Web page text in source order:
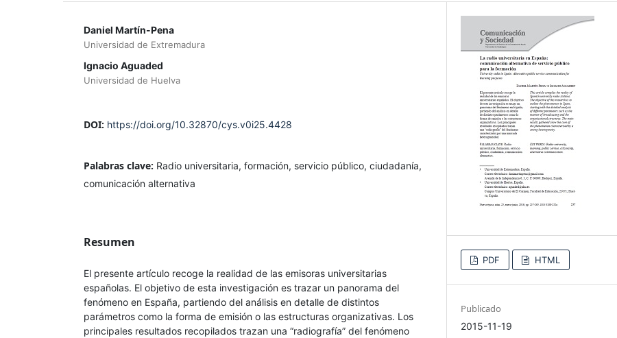
Daniel Martín-Pena
Universidad de Extremadura
Ignacio Aguaded
Universidad de Huelva
DOI: https://doi.org/10.32870/cys.v0i25.4428
Palabras clave: Radio universitaria, formación, servicio público, ciudadanía,
comunicación alternativa
Resumen
El presente artículo recoge la realidad de las emisoras universitarias
españolas. El objetivo de esta investigación es trazar un panorama del
fenómeno en España, partiendo del análisis en detalle de distintos
parámetros como la forma de emisión o las estructuras organizativas. Los
principales resultados recopilados trazan una “radiografía” del fenómeno
PDF HTML
Publicado
2015-11-19